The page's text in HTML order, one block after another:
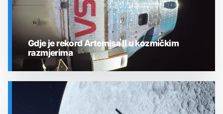
Gdje je rekord Artemisa II u kozmičkim
razmjerima